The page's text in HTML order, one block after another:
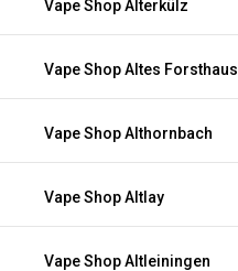
Vape Shop Alterkülz
Vape Shop Altes Forsthaus
Vape Shop Althornbach
Vape Shop Altlay
Vape Shop Altleiningen